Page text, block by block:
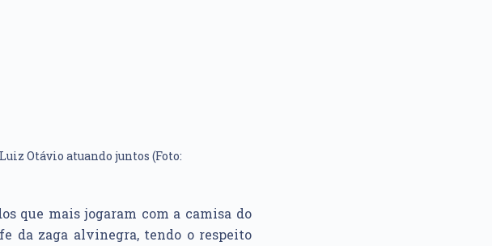
Otávio atuando juntos (Foto:
que mais jogaram com a camisa do
da zaga alvinegra, tendo o respeito